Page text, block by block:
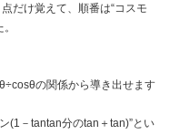
だけ覚えて、順番は“コスモ
の関係から導き出せます
(1－tantan分のtan＋tan)”とい